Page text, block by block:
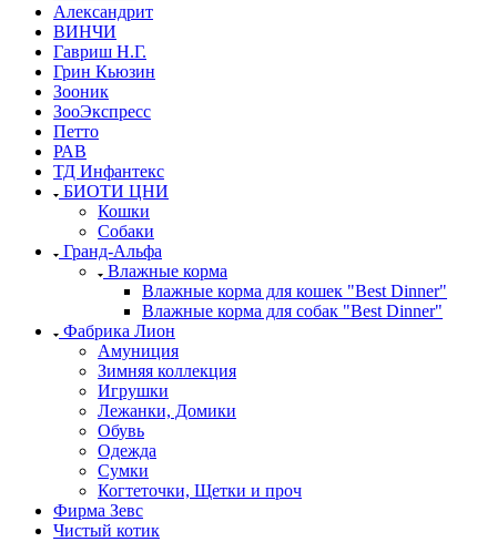
Александрит
ВИНЧИ
Гавриш Н.Г.
Грин Кьюзин
Зооник
ЗооЭкспресс
Петто
РАВ
ТД Инфантекс
БИОТИ ЦНИ
Кошки
Собаки
Гранд-Альфа
Влажные корма
Влажные корма для кошек "Best Dinner"
Влажные корма для собак "Best Dinner"
Фабрика Лион
Амуниция
Зимняя коллекция
Игрушки
Лежанки, Домики
Обувь
Одежда
Сумки
Когтеточки, Щетки и проч
Фирма Зевс
Чистый котик